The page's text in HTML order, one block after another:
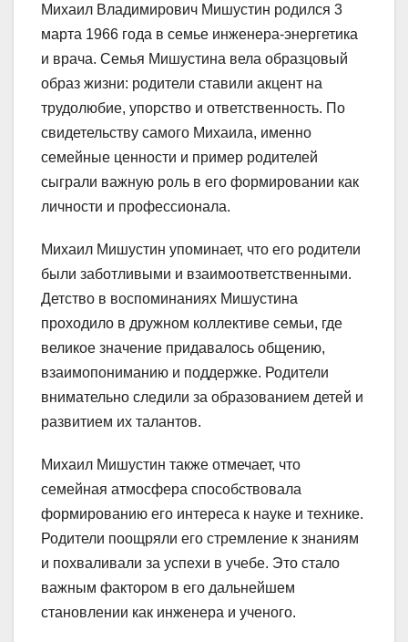
Михаил Владимирович Мишустин родился 3
марта 1966 года в семье инженера-энергетика
и врача. Семья Мишустина вела образцовый
образ жизни: родители ставили акцент на
трудолюбие, упорство и ответственность. По
свидетельству самого Михаила, именно
семейные ценности и пример родителей
сыграли важную роль в его формировании как
личности и профессионала.
Михаил Мишустин упоминает, что его родители
были заботливыми и взаимоответственными.
Детство в воспоминаниях Мишустина
проходило в дружном коллективе семьи, где
великое значение придавалось общению,
взаимопониманию и поддержке. Родители
внимательно следили за образованием детей и
развитием их талантов.
Михаил Мишустин также отмечает, что
семейная атмосфера способствовала
формированию его интереса к науке и технике.
Родители поощряли его стремление к знаниям
и похваливали за успехи в учебе. Это стало
важным фактором в его дальнейшем
становлении как инженера и ученого.